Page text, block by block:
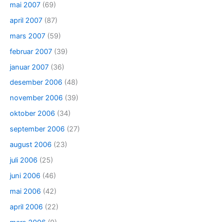
mai 2007 (69)
april 2007 (87)
mars 2007 (59)
februar 2007 (39)
januar 2007 (36)
desember 2006 (48)
november 2006 (39)
oktober 2006 (34)
september 2006 (27)
august 2006 (23)
juli 2006 (25)
juni 2006 (46)
mai 2006 (42)
april 2006 (22)